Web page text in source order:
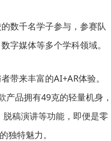
数千名学子参与，参赛队
字媒体等多个学科领域。
带来丰富的AI+AR体验。
品拥有49克的轻量机身，
稿演讲等功能，即便是零
独特魅力。